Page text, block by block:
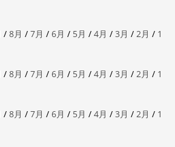
/ 8月 / 7月 / 6月 / 5月 / 4月 / 3月 / 2月 / 1
/ 8月 / 7月 / 6月 / 5月 / 4月 / 3月 / 2月 / 1
/ 8月 / 7月 / 6月 / 5月 / 4月 / 3月 / 2月 / 1